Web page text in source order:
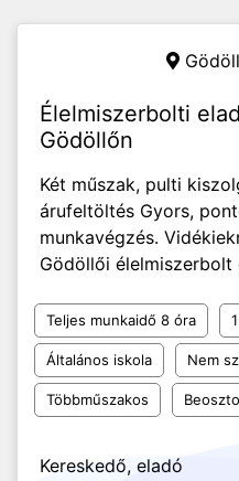
Élelmiszerbolti
Gödöllőn
Két műszak, pulti
árufeltöltés Gyors,
munkavégzés.
Gödöllői élelmiszerbolt
Teljes munkaidő 8 óra
Általános iskola Nem
Többműszakos
Kereskedő, eladó